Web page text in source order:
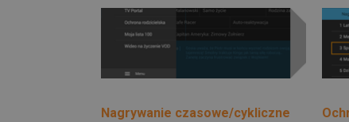
Nagrywanie czasowe/cykliczne